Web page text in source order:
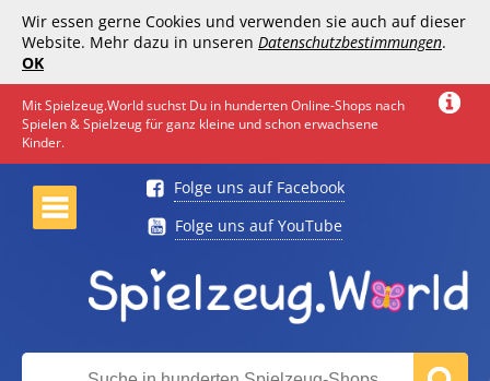
Wir essen gerne Cookies und verwenden sie auch auf dieser
Website. Mehr dazu in unseren Datenschutzbestimmungen.
OK
Mit Spielzeug.World suchst Du in hunderten Online-Shops nach
Spielen & Spielzeug für ganz kleine und schon erwachsene
Kinder.
Folge uns auf Facebook
Folge uns auf YouTube